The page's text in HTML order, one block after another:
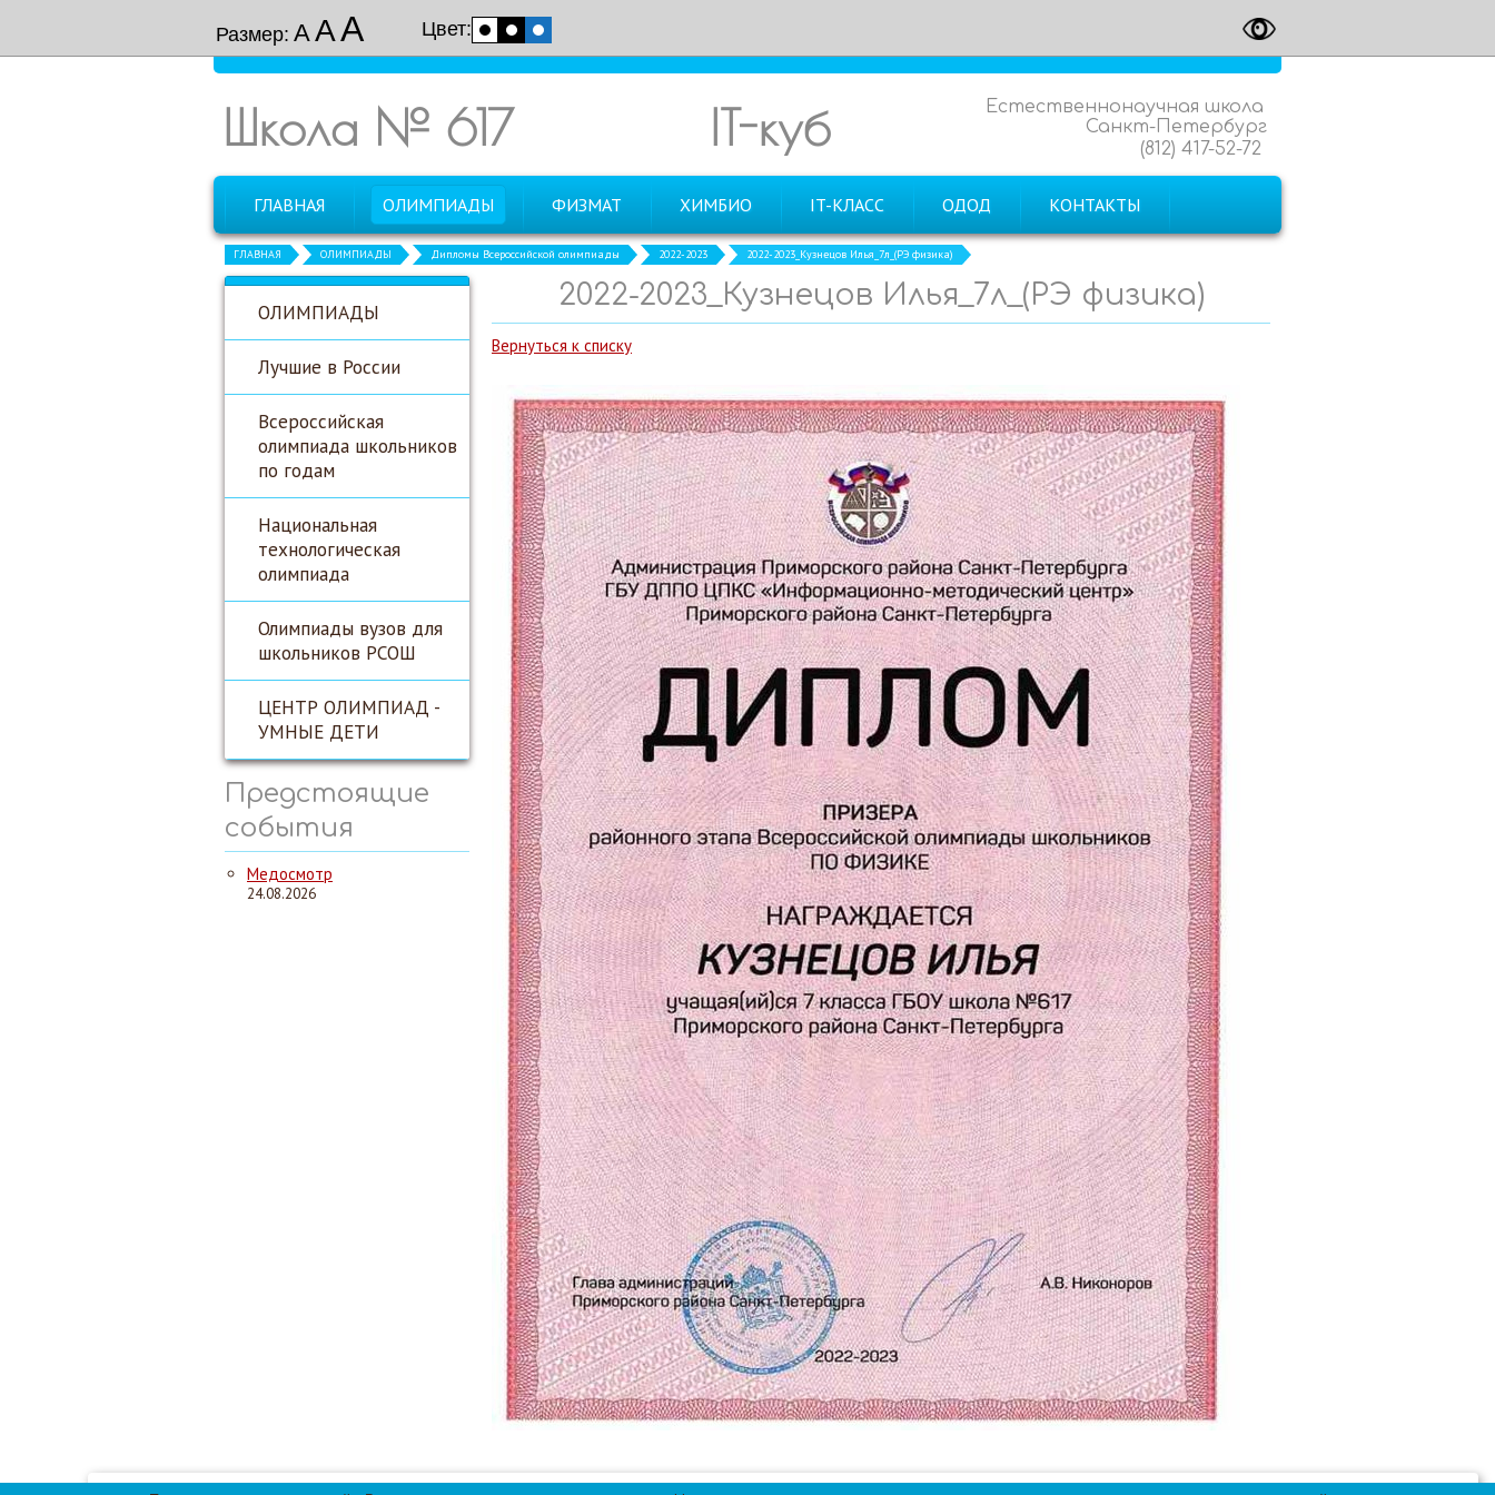
Размер: ААА Цвет:
Школа № 617
Естественнонаучная школа
Санкт-Петербург
(812) 417-52-72
IT-куб
ГЛАВНАЯ ОЛИМПИАДЫ ФИЗМАТ ХИМБИО IT-КЛАСС ОДОД КОНТАКТЫ
ГЛАВНАЯ ОЛИМПИАДЫ Дипломы Всероссийской олимпиады 2022-2023 2022-2023_Кузнецов Илья_7л_(РЭ физика)
ОЛИМПИАДЫ
Лучшие в России
Всероссийская
олимпиада школьников
по годам
Национальная
технологическая
олимпиада
Олимпиады вузов для
школьников РСОШ
ЦЕНТР ОЛИМПИАД -
УМНЫЕ ДЕТИ
Предстоящие
события
Медосмотр
24.08.2026
2022-2023_Кузнецов Илья_7л_(РЭ физика)
Вернуться к списку